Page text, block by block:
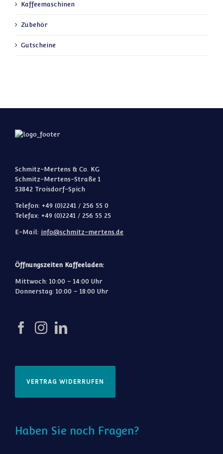
Kaffeemaschinen
Zubehör
Gutscheine
Schmitz-Mertens & Co. KG
Schmitz-Mertens-Straße 1
53842 Troisdorf-Spich
Telefon: +49 (0)2241 / 256 55 0
Telefax: +49 (0)2241 / 256 55 25
E-Mail: info@schmitz-mertens.de
Öffnungszeiten Kaffeeladen:
Mittwoch: 10:00 – 14:00 Uhr
Donnerstag: 10:00 – 18:00 Uhr
VERTRAG WIDERRUFEN
Haben Sie noch Fragen?